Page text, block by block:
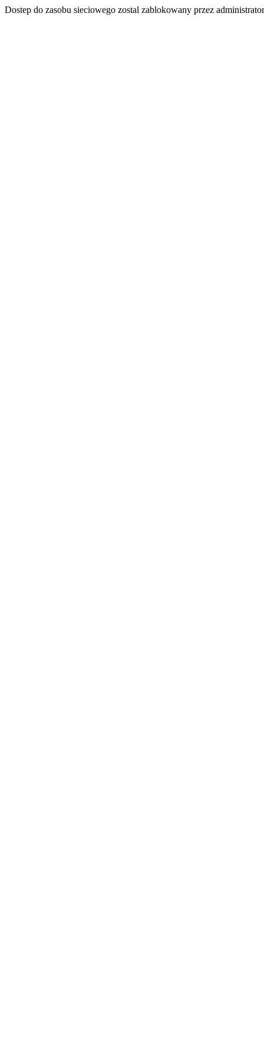
Dostep do zasobu sieciowego zostal zablokowany przez